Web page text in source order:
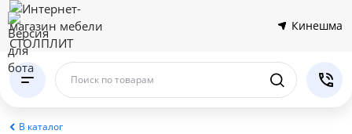
Кинешма
Поиск по товарам
В каталог